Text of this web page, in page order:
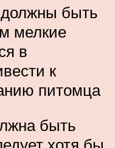
быть
мелкие
в
к
питомца
быть